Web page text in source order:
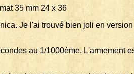
mm 24 x 36
Je l'ai trouvé bien joli en
au 1/1000ème. L'armement